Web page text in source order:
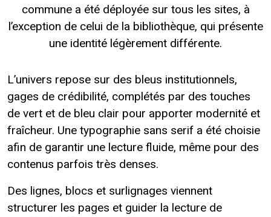
commune a été déployée sur tous les sites, à
l’exception de celui de la bibliothèque, qui présente
une identité légèrement différente.
L’univers repose sur des bleus institutionnels,
gages de crédibilité, complétés par des touches
de vert et de bleu clair pour apporter modernité et
fraîcheur. Une typographie sans serif a été choisie
afin de garantir une lecture fluide, même pour des
contenus parfois très denses.
Des lignes, blocs et surlignages viennent
structurer les pages et guider la lecture de